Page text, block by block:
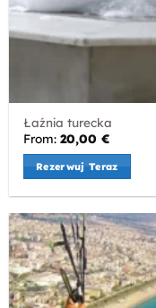
Łaźnia turecka
From:20,00€
Rezerwuj Teraz